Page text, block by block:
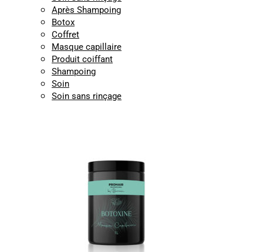
Après Shampoing
Botox
Coffret
Masque capillaire
Produit coiffant
Shampoing
Soin
Soin sans rinçage